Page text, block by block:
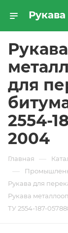
Рукава
для
2554-
2004
Главная —
—
Рукава для
Рукава
ТУ 2554-187-